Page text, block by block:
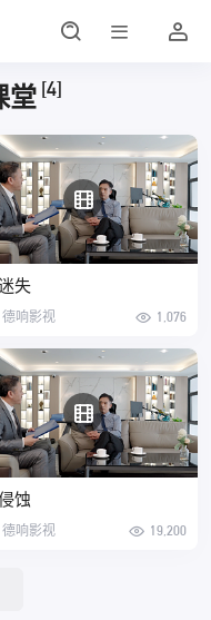
堂 [4]
失
德响影视 1,076
蚀
德响影视 19,200